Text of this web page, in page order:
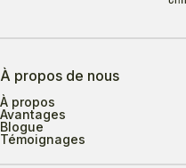
À propos de nous
À propos
Avantages
Blogue
Témoignages